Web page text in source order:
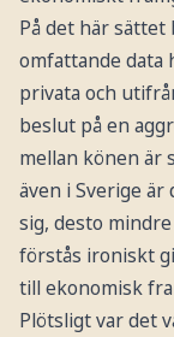
På det här sättet
omfattande data
privata och
beslut på en
mellan könen är
även i Sverige
sig, desto
förstås ironiskt
till ekonomisk
Plötsligt var det